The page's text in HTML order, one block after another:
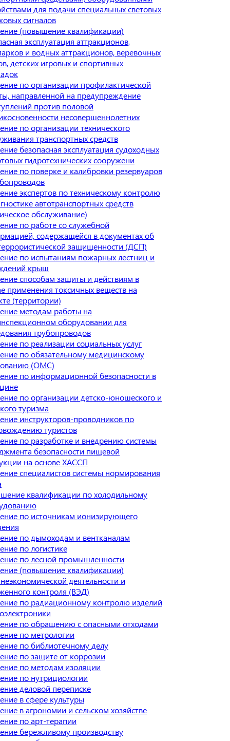
для подачи специальных световых
сигналов
(повышение квалификации)
эксплуатация аттракционов,
и водных аттракционов, веревочных
детских игровых и спортивных
по организации профилактической
направленной на предупреждение
против половой
несовершеннолетних
по организации технического
транспортных средств
безопасная эксплуатация судоходных
гидротехнических сооружени
по поверке и калибровки резервуаров
экспертов по техническому контролю
автотранспортных средств
обслуживание)
по работе со служебной
содержащейся в документах об
защищенности (ДСП)
по испытаниям пожарных лестниц и
крыш
способам защиты и действиям в
применения токсичных веществ на
(территории)
методам работы на
оборудовании для
трубопроводов
по реализации социальных услуг
по обязательному медицинскому
(ОМС)
по информационной безопасности в
по организации детско-юношеского и
туризма
инструкторов-проводников по
туристов
по разработке и внедрению системы
безопасности пищевой
на основе ХАССП
специалистов системы нормирования
квалификации по холодильному
по источникам ионизирующего
по дымоходам и вентканалам
по логистике
по лесной промышленности
(повышение квалификации)
деятельности и
контроля (ВЭД)
по радиационному контролю изделий
по обращению с опасными отходами
по метрологии
по библиотечному делу
по защите от коррозии
по методам изоляции
по нутрициологии
деловой переписке
в сфере культуры
в агрономии и сельском хозяйстве
по арт-терапии
бережливому производству